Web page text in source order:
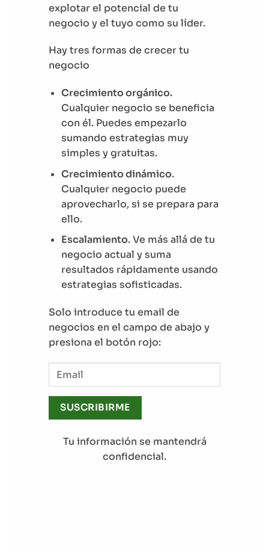
explotar el potencial de tu
negocio y el tuyo como su líder.
Hay tres formas de crecer tu
negocio
Crecimiento orgánico.
Cualquier negocio se beneficia
con él. Puedes empezarlo
sumando estrategias muy
simples y gratuitas.
Crecimiento dinámico.
Cualquier negocio puede
aprovecharlo, si se prepara para
ello.
Escalamiento. Ve más allá de tu
negocio actual y suma
resultados rápidamente usando
estrategias sofisticadas.
Solo introduce tu email de
negocios en el campo de abajo y
presiona el botón rojo:
SUSCRIBIRME
Tu información se mantendrá
confidencial.